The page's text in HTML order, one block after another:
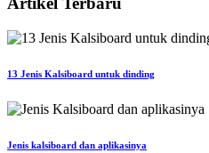
13 Jenis Kalsiboard untuk dinding
Jenis kalsiboard dan aplikasinya